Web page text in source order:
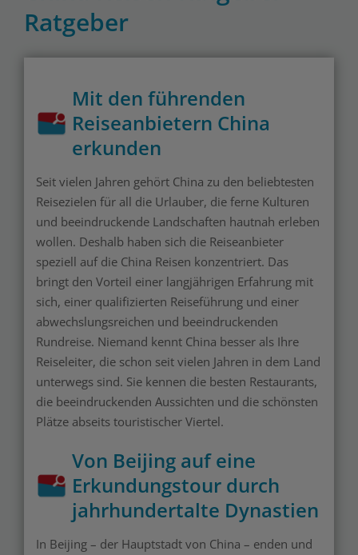
Ratgeber
Mit den führenden
Reiseanbietern China
erkunden
Seit vielen Jahren gehört China zu den beliebtesten
Reisezielen für all die Urlauber, die ferne Kulturen
und beeindruckende Landschaften hautnah erleben
wollen. Deshalb haben sich die Reiseanbieter
speziell auf die China Reisen konzentriert. Das
bringt den Vorteil einer langjährigen Erfahrung mit
sich, einer qualifizierten Reiseführung und einer
abwechslungsreichen und beeindruckenden
Rundreise. Niemand kennt China besser als Ihre
Reiseleiter, die schon seit vielen Jahren in dem Land
unterwegs sind. Sie kennen die besten Restaurants,
die beeindruckenden Aussichten und die schönsten
Plätze abseits touristischer Viertel.
Von Beijing auf eine
Erkundungstour durch
jahrhundertalte Dynastien
In Beijing – der Hauptstadt von China – enden und